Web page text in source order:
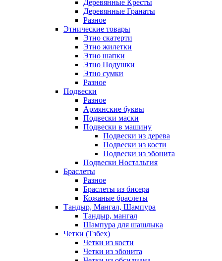
Деревянные Кресты
Деревянные Гранаты
Разное
Этнические товары
Этно скатерти
Этно жилетки
Этно шапки
Этно Подушки
Этно сумки
Разное
Подвески
Разное
Армянские буквы
Подвески маски
Подвески в машину
Подвески из дерева
Подвески из кости
Подвески из эбонита
Подвески Ностальгия
Браслеты
Разное
Браслеты из бисера
Кожаные браслеты
Тандыр, Мангал, Шампура
Тандыр, мангал
Шампура для шашлыка
Четки (Тзбех)
Четки из кости
Четки из эбонита